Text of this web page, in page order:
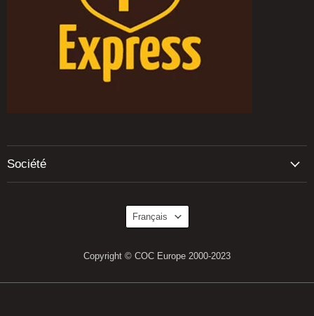
Société
Copyright © COC Europe 2000-2023
Langue
Français